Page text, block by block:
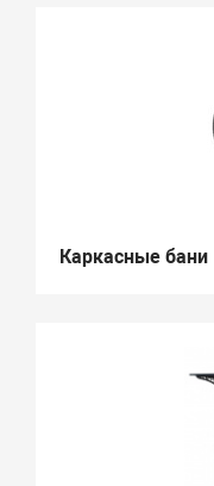
Каркасные бани